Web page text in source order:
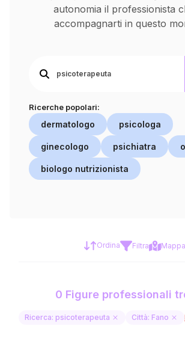
autonomia il professionista
accompagnarti in questo
Ricerche popolari:
dermatologo psicologa
ginecologo psichiatra
biologo nutrizionista
Ordina Filtra Mappa
0 Figure professionali
Ricerca: psicoterapeuta Città: Fano